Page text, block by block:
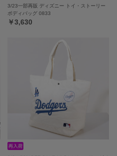
3/23一部再販 ディズニー トイ・ストーリー
ボディバッグ 0833
￥3,630